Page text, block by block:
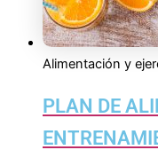
Alimentación y
PLAN DE